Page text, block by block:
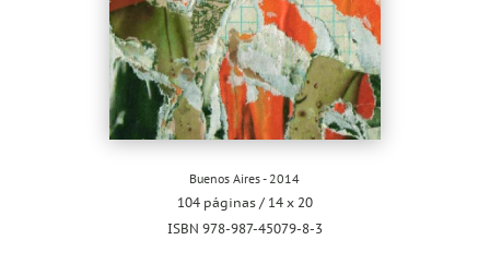
Buenos Aires - 2014
104 páginas / 14 x 20
ISBN 978-987-45079-8-3